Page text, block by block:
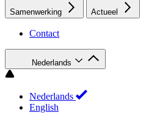
Samenwerking Actueel
Contact
Nederlands
Nederlands
English